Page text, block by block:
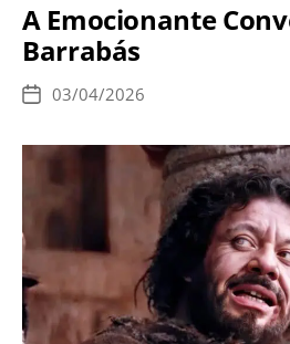
São
A Emocionante
Barrabás
Data
publicação
03/04/2026